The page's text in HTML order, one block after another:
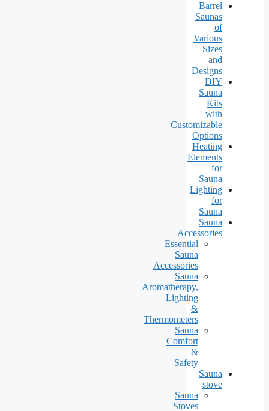
Barrel
Saunas
of
Various
Sizes
and
Designs
DIY
Sauna
Kits
with
Customizable
Options
Heating
Elements
for
Sauna
Lighting
for
Sauna
Sauna
Accessories
Essential
Sauna
Accessories
Sauna
Aromatherapy,
Lighting
&
Thermometers
Sauna
Comfort
&
Safety
Sauna
stove
Sauna
Stoves